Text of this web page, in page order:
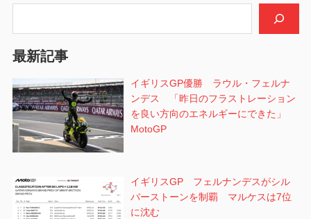
ン
最新記事
イギリスGP優勝 ラウル・フェルナ
ンデス 「昨日のフラストレーション
を良い方向のエネルギーにできた」
MotoGP
イギリスGP フェルナンデスがシル
バーストーンを制覇 マルケスは7位
に沈む